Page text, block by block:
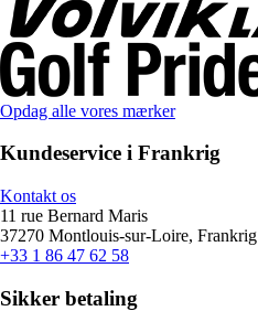
Opdag alle vores mærker
Kundeservice i Frankrig
Kontakt os
11 rue Bernard Maris
37270 Montlouis-sur-Loire, Frankrig
+33 1 86 47 62 58
Sikker betaling